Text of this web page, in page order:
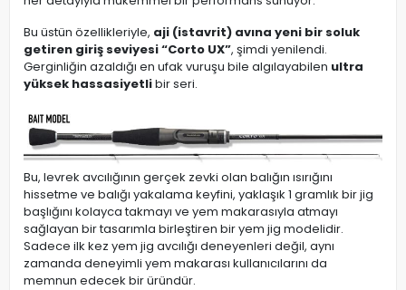
Bu üstün özellikleriyle, aji (istavrit) avına yeni bir soluk
getiren giriş seviyesi “Corto UX”, şimdi yenilendi.
Gerginliğin azaldığı en ufak vuruşu bile algılayabilen ultra
yüksek hassasiyetlibir seri.
Bu, levrek avcılığının gerçek zevki olan balığın ısırığını
hissetme ve balığı yakalama keyfini, yaklaşık 1 gramlık bir jig
başlığını kolayca takmayı ve yem makarasıyla atmayı
sağlayan bir tasarımla birleştiren bir yem jig modelidir.
Sadece ilk kez yem jig avcılığı deneyenleri değil, aynı
zamanda deneyimli yem makarası kullanıcılarını da
memnun edecek bir üründür.